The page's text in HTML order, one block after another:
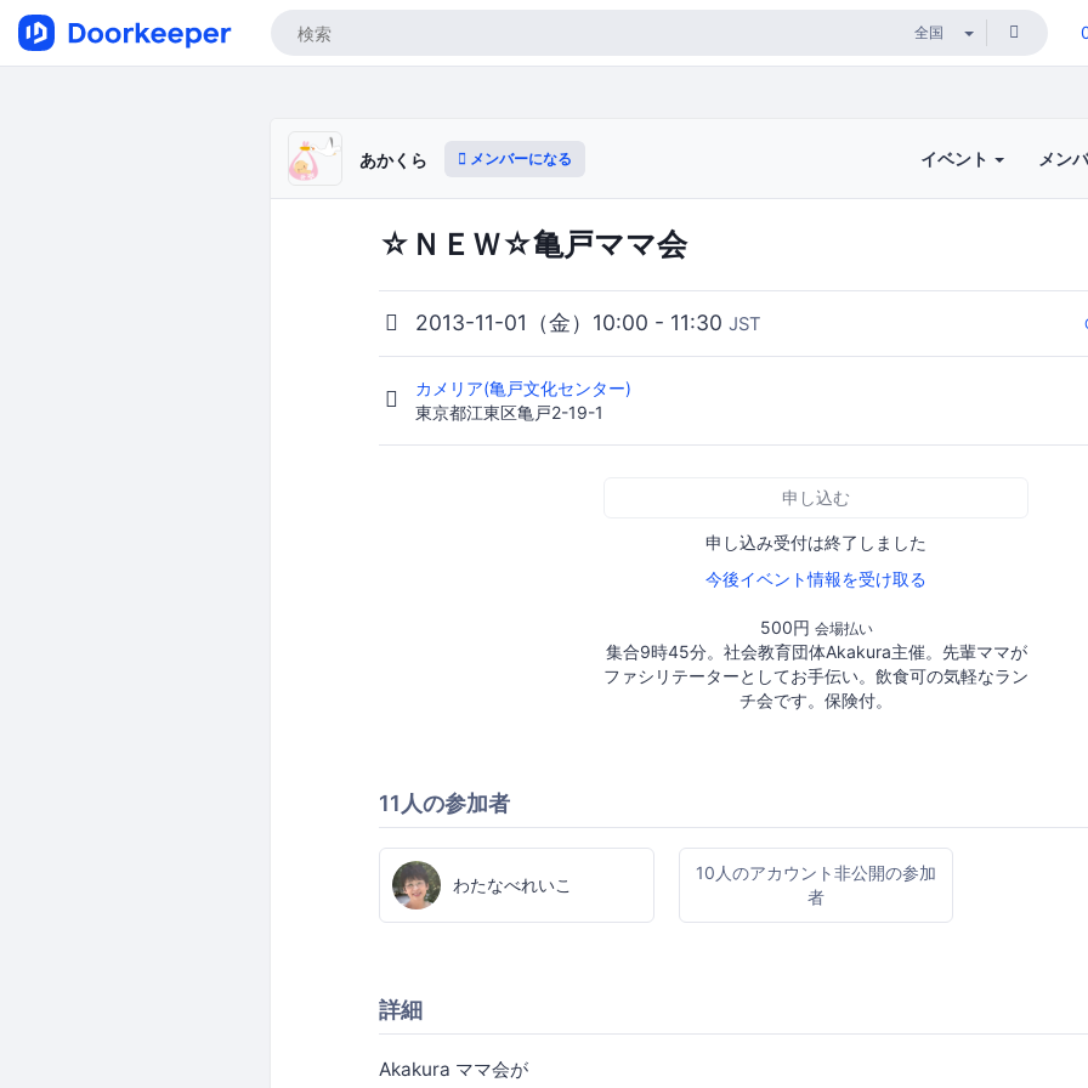
あかくら メンバーになる イベント メン
☆ＮＥＷ☆亀戸ママ会
2013-11-01（金）10:00 - 11:30 JST
カメリア(亀戸文化センター)
東京都江東区亀戸2-19-1
申し込む
申し込み受付は終了しました
今後イベント情報を受け取る
500円 会場払い
集合9時45分。社会教育団体Akakura主催。先輩ママが
ファシリテーターとしてお手伝い。飲食可の気軽なラン
チ会です。保険付。
11人の参加者
わたなべれいこ
10人のアカウント非公開の参加
者
詳細
Akakura ママ会が